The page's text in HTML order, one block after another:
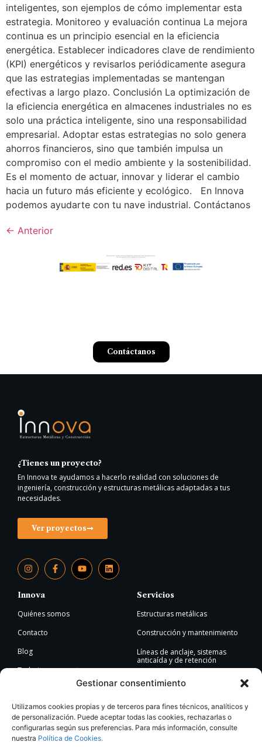
Gestionar consentimiento
Utilizamos cookies propias y de terceros para fines técnicos, analíticos y
de personalización. Puede aceptar todas las cookies, rechazarlas o
configurarlas según sus preferencias. Para más información, consulte
nuestra Política de Cookies.
inteligentes, son ejemplos de cómo implementar esta
estrategia. Monitoreo y evaluación continua La mejora
continua es un principio esencial en la eficiencia
energética. Establecer indicadores clave de rendimiento
(KPI) energéticos y revisarlos periódicamente asegura
que las estrategias implementadas se mantengan
efectivas a largo plazo. Conclusión La optimización de
la eficiencia energética en almacenes industriales no es
solo una práctica inteligente, sino una responsabilidad
empresarial. Adoptar estas estrategias no solo genera
ahorros financieros, sino que también impulsa un
compromiso con el medio ambiente y la sostenibilidad.
Es el momento de actuar, innovar y liderar el cambio
hacia un futuro más eficiente y ecológico. En Innova
podemos ayudarte con tu nave industrial. Contáctanos
← Anterior
Contáctanos
¿Tienes un proyecto?
En Innova te ayudamos a hacerlo realidad con soluciones de
ingeniería, construcción y estructuras metálicas adaptadas a tus
necesidades.
Ver proyectos
Innova
Quiénes somos
Contacto
Blog
Trabaja con nosotros
Servicios
Estructuras metálicas
Construcción y mantenimiento
Líneas de anclaje, sistemas
anticaída y de retención
Proyectos de ingeniería
Dónde estamos
Calle Río Miño, 7
Pol. Ind. El Saladar I